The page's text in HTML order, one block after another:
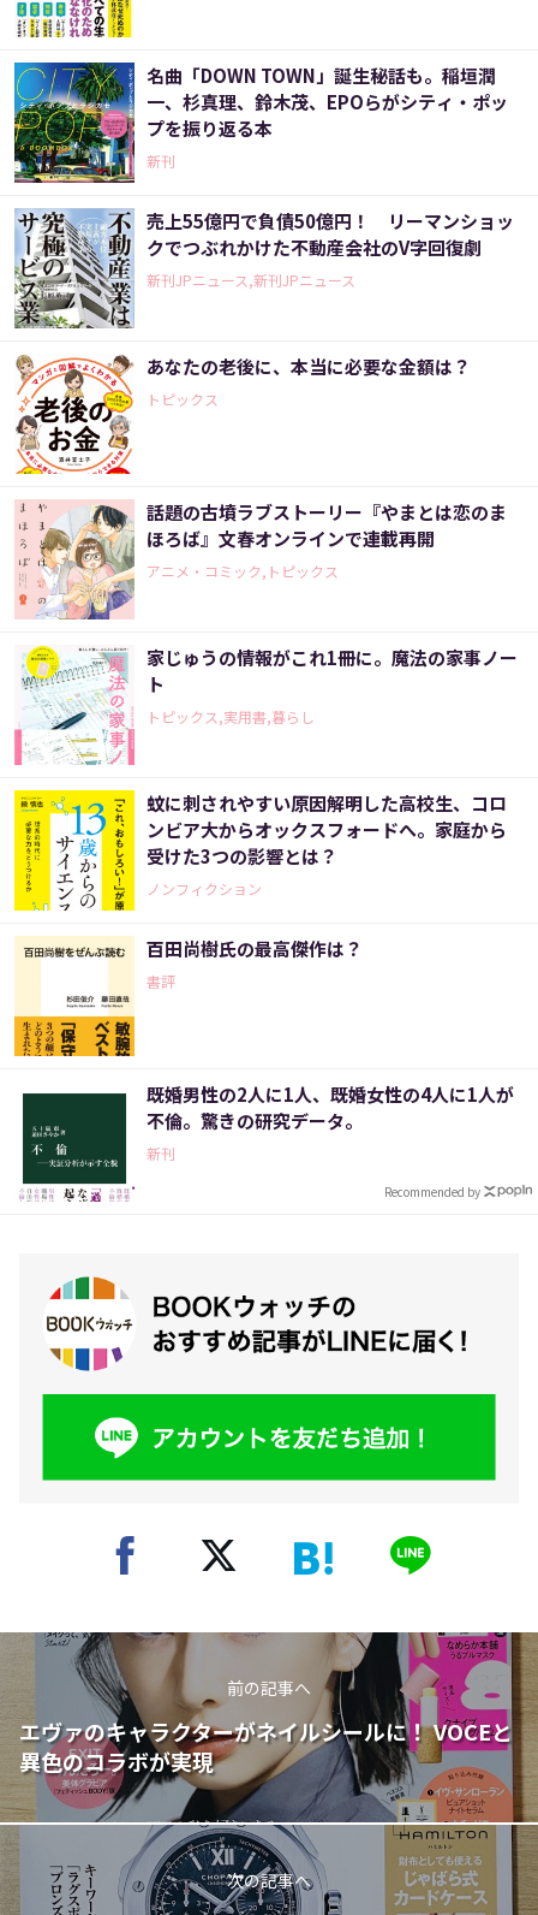
名曲「DOWN TOWN」誕生秘話も。稲垣潤
一、杉真理、鈴木茂、EPOらがシティ・ポッ
プを振り返る本
新刊
売上55億円で負債50億円！ リーマンショッ
クでつぶれかけた不動産会社のV字回復劇
新刊JPニュース,新刊JPニュース
あなたの老後に、本当に必要な金額は？
トピックス
話題の古墳ラブストーリー『やまとは恋のま
ほろば』文春オンラインで連載再開
アニメ・コミック,トピックス
家じゅうの情報がこれ1冊に。魔法の家事ノー
ト
トピックス,実用書,暮らし
蚊に刺されやすい原因解明した高校生、コロ
ンビア大からオックスフォードへ。家庭から
受けた3つの影響とは？
ノンフィクション
百田尚樹氏の最高傑作は？
書評
既婚男性の2人に1人、既婚女性の4人に1人が
不倫。驚きの研究データ。
新刊
Recommended by
前の記事へ
エヴァのキャラクターがネイルシールに！ VOCEと
異色のコラボが実現
次の記事へ